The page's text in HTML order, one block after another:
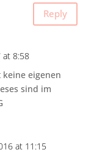
Reply
at 8:58
eigenen
sind im
at 11:15